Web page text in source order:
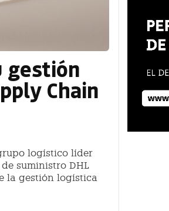
gestión
Chain
logístico líder
suministro DHL
la gestión logística